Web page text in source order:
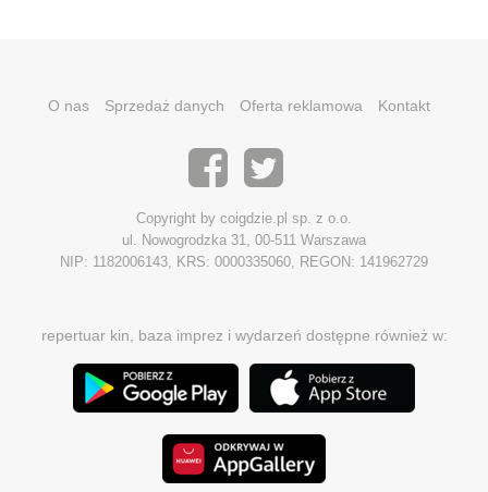
O nas Sprzedaż danych Oferta reklamowa Kontakt
Copyright by coigdzie.pl sp. z o.o.
ul. Nowogrodzka 31, 00-511 Warszawa
NIP: 1182006143, KRS: 0000335060, REGON: 141962729
repertuar kin, baza imprez i wydarzeń dostępne również w: